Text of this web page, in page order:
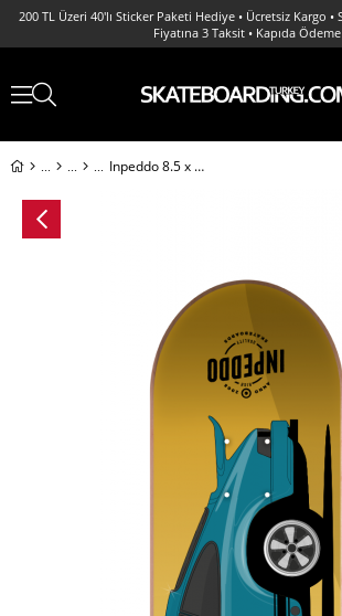
Fiyatına 3 Taksit • Kapıda Ödeme
Inpeddo 8.5 x Nopreme Fast Classics 1974 Deck Profesyonel Kaykay Tahtası